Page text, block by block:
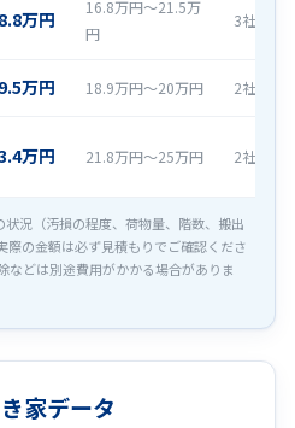
万円
16.8万円〜21.5万
円
3社
万円 18.9万円〜20万円 2社
万円 21.8万円〜25万円 2社
況（汚損の程度、荷物量、階数、搬出
際の金額は必ず見積もりでご確認くださ
などは別途費用がかかる場合がありま
家データ